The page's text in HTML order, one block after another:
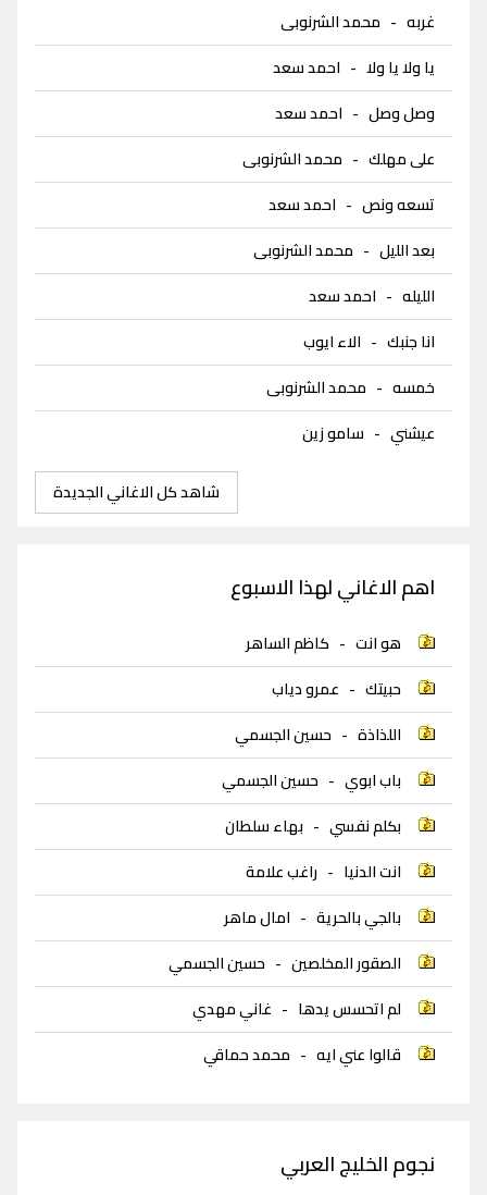
غربه - محمد الشرنوبى
يا ولا يا ولا - احمد سعد
وصل وصل - احمد سعد
على مهلك - محمد الشرنوبى
تسعه ونص - احمد سعد
بعد الليل - محمد الشرنوبى
الليله - احمد سعد
انا جنبك - الاء ايوب
خمسه - محمد الشرنوبى
عيشني - سامو زين
شاهد كل الاغاني الجديدة
اهم الاغاني لهذا الاسبوع
هو انت - كاظم الساهر
حبيتك - عمرو دياب
اللذاذة - حسين الجسمي
باب ابوي - حسين الجسمي
بكلم نفسي - بهاء سلطان
انت الدنيا - راغب علامة
بالجي بالحرية - امال ماهر
الصقور المخلصين - حسين الجسمي
لم اتحسس يدها - غاني مهدي
قالوا عني ايه - محمد حماقي
نجوم الخليج العربي